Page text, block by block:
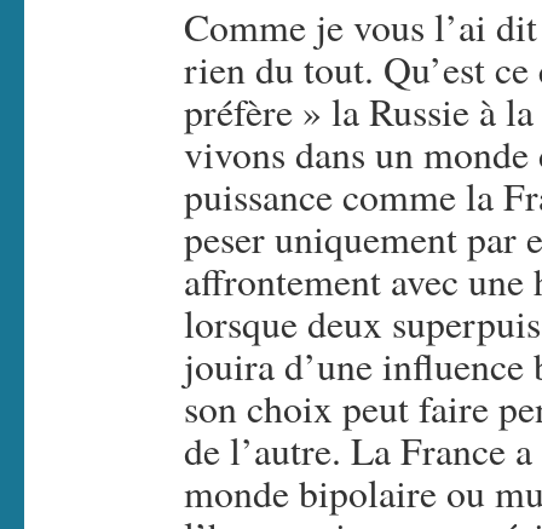
Comme je vous l’ai
rien du tout. Qu’est
préfère » la Russie à
vivons dans un monde
puissance comme la
peser uniquement par
affrontement avec une
lorsque deux
jouira d’une influence
son choix peut faire
de l’autre. La France
monde bipolaire ou